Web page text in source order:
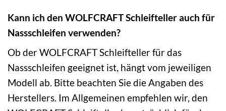
Kann ich den WOLFCRAFT Schleifteller auch für
Nassschleifen verwenden?
Ob der WOLFCRAFT Schleifteller für das
Nassschleifen geeignet ist, hängt vom jeweiligen
Modell ab. Bitte beachten Sie die Angaben des
Herstellers. Im Allgemeinen empfehlen wir, den